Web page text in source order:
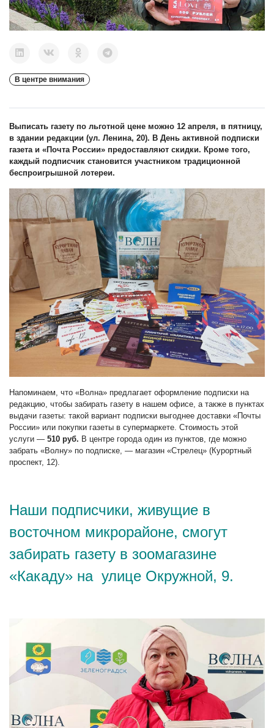
В центре внимания
Выписать газету по льготной цене можно 12 апреля, в пятницу,
в здании редакции (ул. Ленина, 20). В День активной подписки
газета и «Почта России» предоставляют скидки. Кроме того,
каждый подписчик становится участником традиционной
беспроигрышной лотереи.
Напоминаем, что «Волна» предлагает оформление подписки на
редакцию, чтобы забирать газету в нашем офисе, а также в пунктах
выдачи газеты: такой вариант подписки выгоднее доставки «Почты
России» или покупки газеты в супермаркете. Стоимость этой
услуги — 510 руб. В центре города один из пунктов, где можно
забрать «Волну» по подписке, — магазин «Стрелец» (Курортный
проспект, 12).
Наши подписчики, живущие в
восточном микрорайоне, смогут
забирать газету в зоомагазине
«Какаду» на улице Окружной, 9.